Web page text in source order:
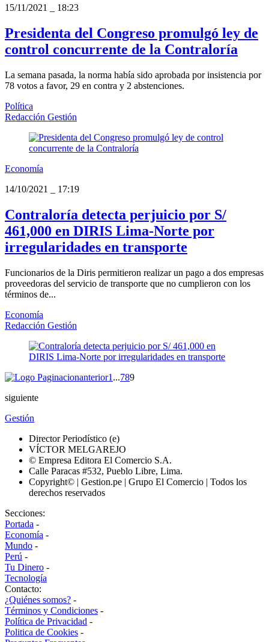
15/11/2021
18:23
Presidenta del Congreso promulgó ley de
control concurrente de la Contraloría
La semana pasada, la norma había sido aprobada por insistencia por
78 votos a favor, 29 en contra y 2 abstenciones.
Política
Redacción Gestión
Economía
14/10/2021
17:19
Contraloría detecta perjuicio por S/
461,000 en DIRIS Lima-Norte por
irregularidades en transporte
Funcionarios de la Diris permitieron realizar un pago a dos empresas
proveedoras del servicio de transporte que no cumplieron con los
términos de...
Economía
Redacción Gestión
anterior1 ...789
siguiente
Gestión
Director Periodístico (e)
VÍCTOR MELGAREJO
© Empresa Editora El Comercio S.A.
Calle Paracas #532, Pueblo Libre, Lima.
Copyright© | Gestion.pe | Grupo El Comercio | Todos los
derechos reservados
Secciones:
Portada -
Economía -
Mundo -
Perú -
Tu Dinero -
Tecnología
Contacto:
¿Quiénes somos? -
Términos y Condiciones -
Política de Privacidad -
Politica de Cookies -